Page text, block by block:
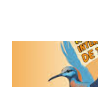
imborrable en todos los
Silencio se embarcará
internacional, llevando